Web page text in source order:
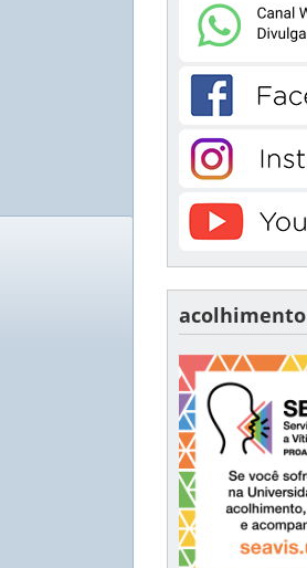
acolhimento